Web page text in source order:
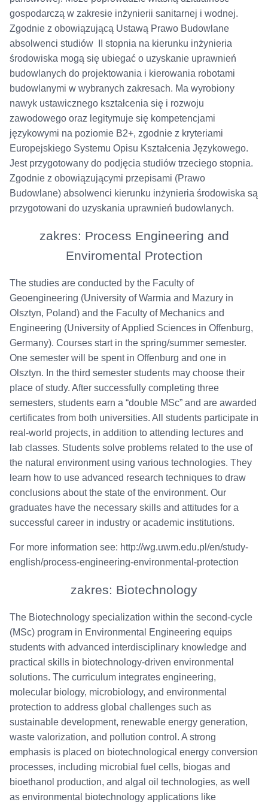
gospodarczą w zakresie inżynierii sanitarnej i wodnej.
Zgodnie z obowiązującą Ustawą Prawo Budowlane
absolwenci studiów II stopnia na kierunku inżynieria
środowiska mogą się ubiegać o uzyskanie uprawnień
budowlanych do projektowania i kierowania robotami
budowlanymi w wybranych zakresach. Ma wyrobiony
nawyk ustawicznego kształcenia się i rozwoju
zawodowego oraz legitymuje się kompetencjami
językowymi na poziomie B2+, zgodnie z kryteriami
Europejskiego Systemu Opisu Kształcenia Językowego.
Jest przygotowany do podjęcia studiów trzeciego stopnia.
Zgodnie z obowiązującymi przepisami (Prawo
Budowlane) absolwenci kierunku inżynieria środowiska są
przygotowani do uzyskania uprawnień budowlanych.
zakres: Process Engineering and
Enviromental Protection
The studies are conducted by the Faculty of
Geoengineering (University of Warmia and Mazury in
Olsztyn, Poland) and the Faculty of Mechanics and
Engineering (University of Applied Sciences in Offenburg,
Germany). Courses start in the spring/summer semester.
One semester will be spent in Offenburg and one in
Olsztyn. In the third semester students may choose their
place of study. After successfully completing three
semesters, students earn a “double MSc” and are awarded
certificates from both universities. All students participate in
real-world projects, in addition to attending lectures and
lab classes. Students solve problems related to the use of
the natural environment using various technologies. They
learn how to use advanced research techniques to draw
conclusions about the state of the environment. Our
graduates have the necessary skills and attitudes for a
successful career in industry or academic institutions.
For more information see: http://wg.uwm.edu.pl/en/study-
english/process-engineering-environmental-protection
zakres: Biotechnology
The Biotechnology specialization within the second-cycle
(MSc) program in Environmental Engineering equips
students with advanced interdisciplinary knowledge and
practical skills in biotechnology-driven environmental
solutions. The curriculum integrates engineering,
molecular biology, microbiology, and environmental
protection to address global challenges such as
sustainable development, renewable energy generation,
waste valorization, and pollution control. A strong
emphasis is placed on biotechnological energy conversion
processes, including microbial fuel cells, biogas and
bioethanol production, and algal oil technologies, as well
as environmental biotechnology applications like